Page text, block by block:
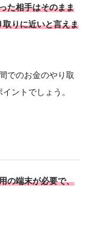
た相手はそのまま
りに近いと言えま
でのお金のやり取
ントでしょう。
の端末が必要で、